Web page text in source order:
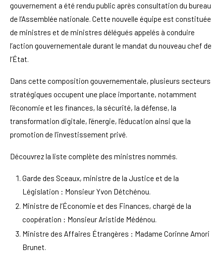
gouvernement a été rendu public après consultation du bureau
de l’Assemblée nationale. Cette nouvelle équipe est constituée
de ministres et de ministres délégués appelés à conduire
l’action gouvernementale durant le mandat du nouveau chef de
l’État.
Dans cette composition gouvernementale, plusieurs secteurs
stratégiques occupent une place importante, notamment
l’économie et les finances, la sécurité, la défense, la
transformation digitale, l’énergie, l’éducation ainsi que la
promotion de l’investissement privé.
Découvrez la liste complète des ministres nommés.
Garde des Sceaux, ministre de la Justice et de la
Législation : Monsieur Yvon Détchénou.
Ministre de l’Économie et des Finances, chargé de la
coopération : Monsieur Aristide Médénou.
Ministre des Affaires Étrangères : Madame Corinne Amori
Brunet.